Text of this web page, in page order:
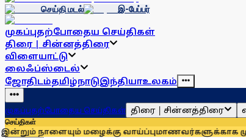
செய்தி மடல் இ-பேப்பர்
முகப்புதற்போதைய செய்திகள்
திரை | சின்னத்திரை
விளையாட்டு
லைஃப்ஸ்டைல்
ஜோதிடம்தமிழ்நாடுஇந்தியாஉலகம்
முகப்புதற்போதைய செய்திகள் திரை | சின்னத்திரை
செய்திகள்
மழைக்கு வாய்ப்புமாணவர்களுக்காக முதலில்